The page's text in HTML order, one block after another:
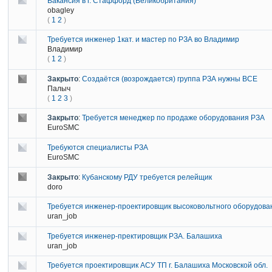
obagley
( 1 2 )
Требуется инженер 1кат. и мастер по РЗА во Владимир
Владимир
( 1 2 )
Закрыто: Создаётся (возрождается) группа РЗА нужны ВСЕ
Палыч
( 1 2 3 )
Закрыто: Требуется менеджер по продаже оборудования РЗА
EuroSMC
Требуются специалисты РЗА
EuroSMC
Закрыто: Кубанскому РДУ требуется релейщик
doro
Требуется инженер-проектировщик высоковольтного
uran_job
Требуется инженер-пректировщик РЗА. Балашиха
uran_job
Требуется проектировщик АСУ ТП г. Балашиха Московской обл.